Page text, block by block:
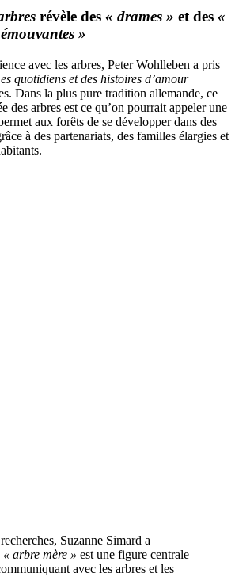
révèle des « drames » et des «
»
avec les arbres, Peter Wohlleben a pris
quotidiens et des histoires d’amour
Dans la plus pure tradition allemande, ce
des arbres est ce qu’on pourrait appeler une
aux forêts de se développer dans des
à des partenariats, des familles élargies et
Suzanne Simard a
« arbre mère » est une figure centrale
avec les arbres et les